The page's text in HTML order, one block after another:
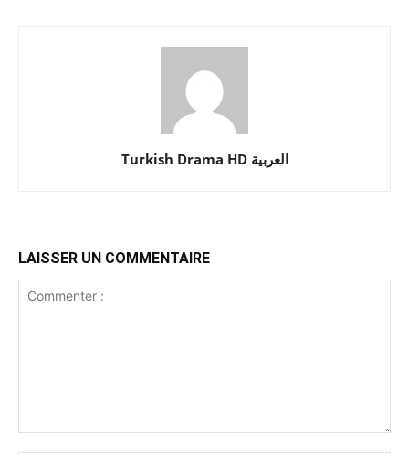
Turkish Drama HD العربية
LAISSER UN COMMENTAIRE